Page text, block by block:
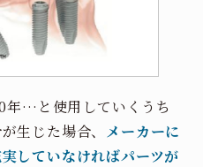
年…と使用していくうち
生じた場合、
メーカーに
していなければパーツが